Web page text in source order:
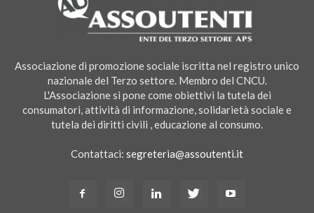
Associazione di promozione sociale iscritta nel registro unico
nazionale del Terzo settore. Membro del CNCU.
L'Associazione si pone come obiettivi la tutela dei
consumatori, attività di informazione, solidarietà sociale e
tutela dei diritti civili , educazione al consumo.
Contattaci: segreteria@assoutenti.it